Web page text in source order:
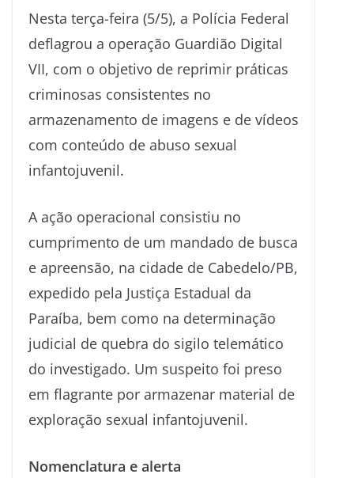
Nesta terça-feira (5/5), a Polícia Federal
deflagrou a operação Guardião Digital
VII, com o objetivo de reprimir práticas
criminosas consistentes no
armazenamento de imagens e de vídeos
com conteúdo de abuso sexual
infantojuvenil.
A ação operacional consistiu no
cumprimento de um mandado de busca
e apreensão, na cidade de Cabedelo/PB,
expedido pela Justiça Estadual da
Paraíba, bem como na determinação
judicial de quebra do sigilo telemático
do investigado. Um suspeito foi preso
em flagrante por armazenar material de
exploração sexual infantojuvenil.
Nomenclatura e alerta